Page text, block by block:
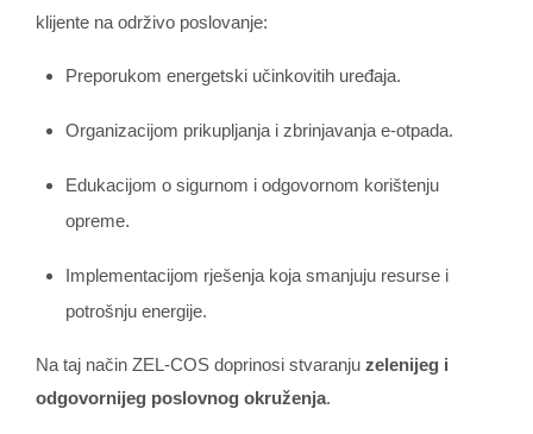
klijente na održivo poslovanje:
Preporukom energetski učinkovitih uređaja.
Organizacijom prikupljanja i zbrinjavanja e-otpada.
Edukacijom o sigurnom i odgovornom korištenju
opreme.
Implementacijom rješenja koja smanjuju resurse i
potrošnju energije.
Na taj način ZEL-COS doprinosi stvaranju zelenijeg i
odgovornijeg poslovnog okruženja.